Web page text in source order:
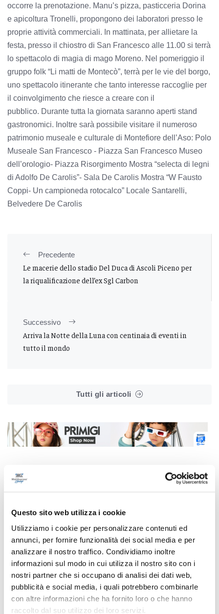
Questo sito web utilizza i cookie
Utilizziamo i cookie per personalizzare contenuti ed
annunci, per fornire funzionalità dei social media e per
analizzare il nostro traffico. Condividiamo inoltre
informazioni sul modo in cui utilizza il nostro sito con i
nostri partner che si occupano di analisi dei dati web,
pubblicità e social media, i quali potrebbero combinarle
con altre informazioni che ha fornito loro o che hanno
raccolto dal suo utilizzo dei loro servizi.
occorre la prenotazione. Manu’s pizza, pasticceria Dorina
e apicoltura Tronelli, propongono dei laboratori presso le
proprie attività commerciali. In mattinata, per allietare la
festa, presso il chiostro di San Francesco alle 11.00 si terrà
lo spettacolo di magia di mago Moreno. Nel pomeriggio il
gruppo folk “Li matti de Montecò”, terrà per le vie del borgo,
uno spettacolo itinerante che tanto interesse raccoglie per
il coinvolgimento che riesce a creare con il
pubblico. Durante tutta la giornata saranno aperti stand
gastronomici. Inoltre sarà possibile visitare il numeroso
patrimonio museale e culturale di Montefiore dell’Aso: Polo
Museale San Francesco - Piazza San Francesco Museo
dell’orologio- Piazza Risorgimento Mostra “selecta di legni
di Adolfo De Carolis”- Sala De Carolis Mostra “W Fausto
Coppi- Un campioneda rotocalco” Locale Santarelli,
Belvedere De Carolis
Precedente
Le macerie dello stadio Del Duca di Ascoli Piceno per
la riqualificazione dell’ex Sgl Carbon
Successivo
Arriva la Notte della Luna con centinaia di eventi in
tutto il mondo
Tutti gli articoli
Correlati